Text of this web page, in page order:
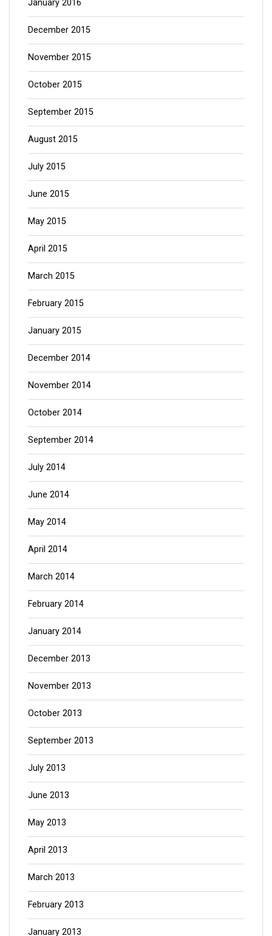
January 2016
December 2015
November 2015
October 2015
September 2015
August 2015
July 2015
June 2015
May 2015
April 2015
March 2015
February 2015
January 2015
December 2014
November 2014
October 2014
September 2014
July 2014
June 2014
May 2014
April 2014
March 2014
February 2014
January 2014
December 2013
November 2013
October 2013
September 2013
July 2013
June 2013
May 2013
April 2013
March 2013
February 2013
January 2013